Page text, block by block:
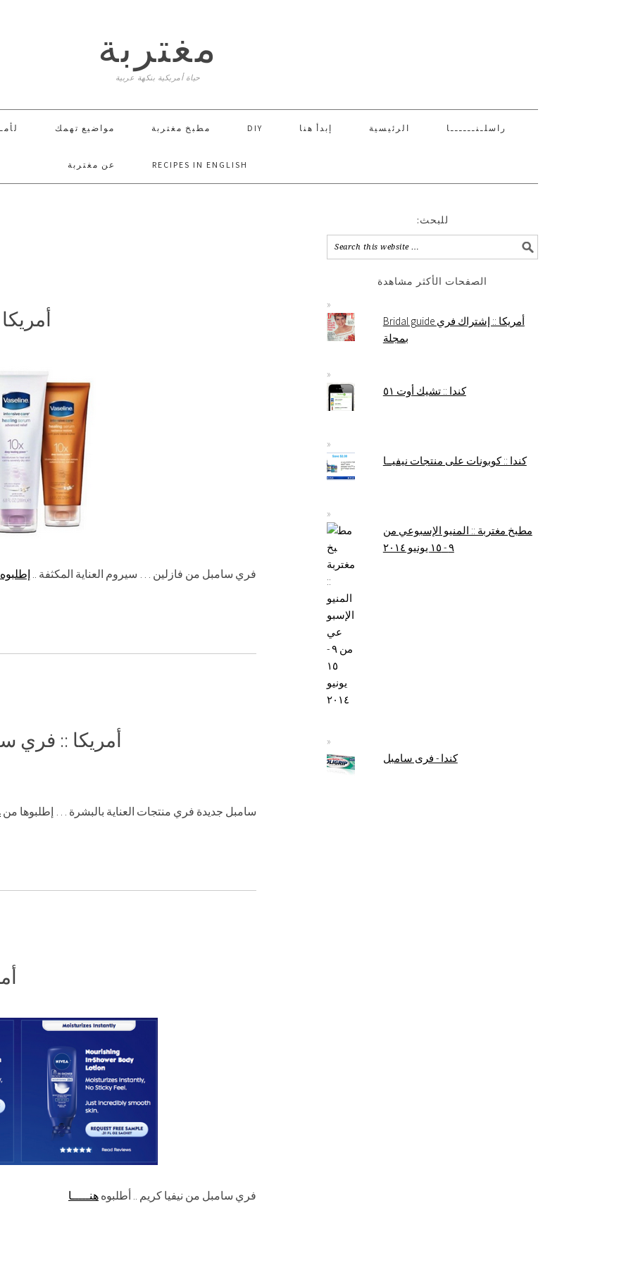
مغتربة
حياة أمريكية بنكهة عربية
مواضيع تهمك مطبخ مغتربة DIY إبدأ هنا الرئيسية راسلـنــــــا
عن مغتربة RECIPES IN ENGLISH
فري سامبل من فازلين … سيروم العناية المكثفة ..
أمريكا :: فري
سامبل جديدة فري منتجات العناية بالبشرة … إطلبوها من
فري سامبل من نيفيا كريم .. أطلبوه هنـــــا
:للبحث
الصفحات الأكثر مشاهدة
Bridal guide أمريكا :: إشتراك فري
بمجلة
كندا :: تشيك أوت ٥١
كندا :: كوبونات على منتجات نيفيــا
مطبخ مغتربة :: المنيو الإسبوعي من
٩ - ١٥ يونيو ٢٠١٤
كندا - فرى سامبل